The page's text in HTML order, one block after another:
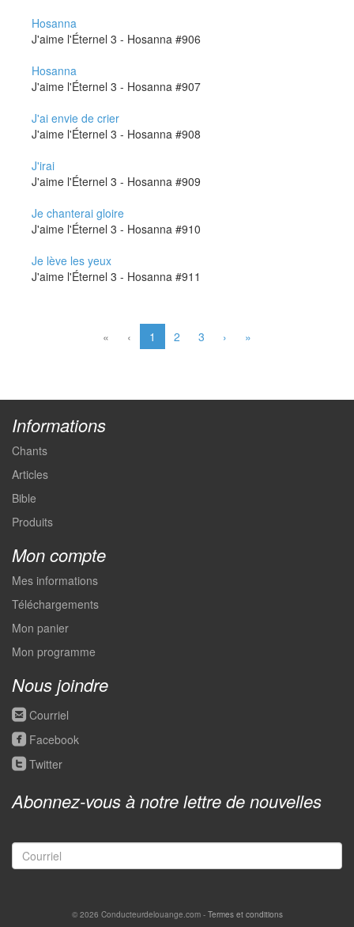
Hosanna
J'aime l'Éternel 3 - Hosanna #906
Hosanna
J'aime l'Éternel 3 - Hosanna #907
J'ai envie de crier
J'aime l'Éternel 3 - Hosanna #908
J'irai
J'aime l'Éternel 3 - Hosanna #909
Je chanterai gloire
J'aime l'Éternel 3 - Hosanna #910
Je lève les yeux
J'aime l'Éternel 3 - Hosanna #911
« ‹ 1 2 3 › »
Informations
Chants
Articles
Bible
Produits
Mon compte
Mes informations
Téléchargements
Mon panier
Mon programme
Nous joindre
roundedemail Courriel
roundedfacebook Facebook
roundedtwitter Twitter
Abonnez-vous à notre lettre de nouvelles
© 2026 Conducteurdelouange.com - Termes et conditions